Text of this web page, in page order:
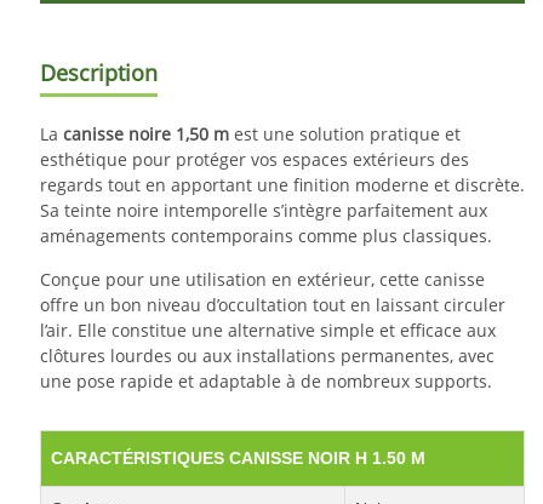
Description
La canisse noire 1,50 m est une solution pratique et
esthétique pour protéger vos espaces extérieurs des
regards tout en apportant une finition moderne et discrète.
Sa teinte noire intemporelle s’intègre parfaitement aux
aménagements contemporains comme plus classiques.
Conçue pour une utilisation en extérieur, cette canisse
offre un bon niveau d’occultation tout en laissant circuler
l’air. Elle constitue une alternative simple et efficace aux
clôtures lourdes ou aux installations permanentes, avec
une pose rapide et adaptable à de nombreux supports.
CARACTÉRISTIQUES CANISSE NOIR H 1.50 M